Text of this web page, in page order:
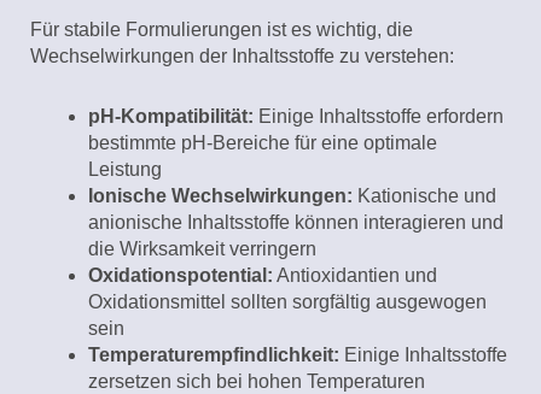
Für stabile Formulierungen ist es wichtig, die
Wechselwirkungen der Inhaltsstoffe zu verstehen:
pH-Kompatibilität: Einige Inhaltsstoffe erfordern
bestimmte pH-Bereiche für eine optimale
Leistung
Ionische Wechselwirkungen: Kationische und
anionische Inhaltsstoffe können interagieren und
die Wirksamkeit verringern
Oxidationspotential: Antioxidantien und
Oxidationsmittel sollten sorgfältig ausgewogen
sein
Temperaturempfindlichkeit: Einige Inhaltsstoffe
zersetzen sich bei hohen Temperaturen